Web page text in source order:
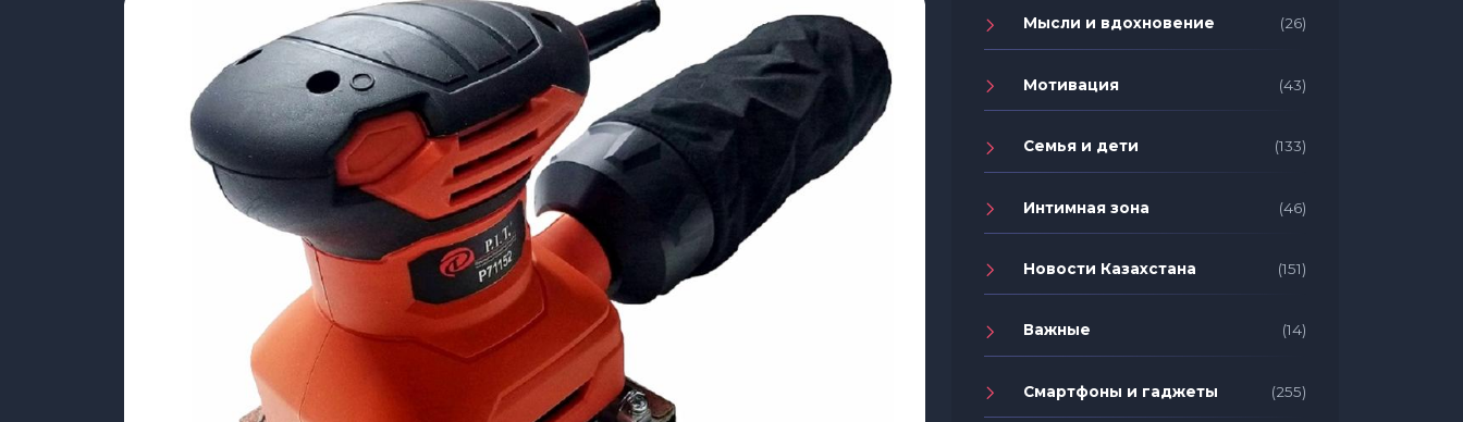
Мысли и вдохновение (26)
Мотивация (43)
Семья и дети (133)
Интимная зона (46)
Новости Казахстана (151)
Важные (14)
Смартфоны и гаджеты (255)